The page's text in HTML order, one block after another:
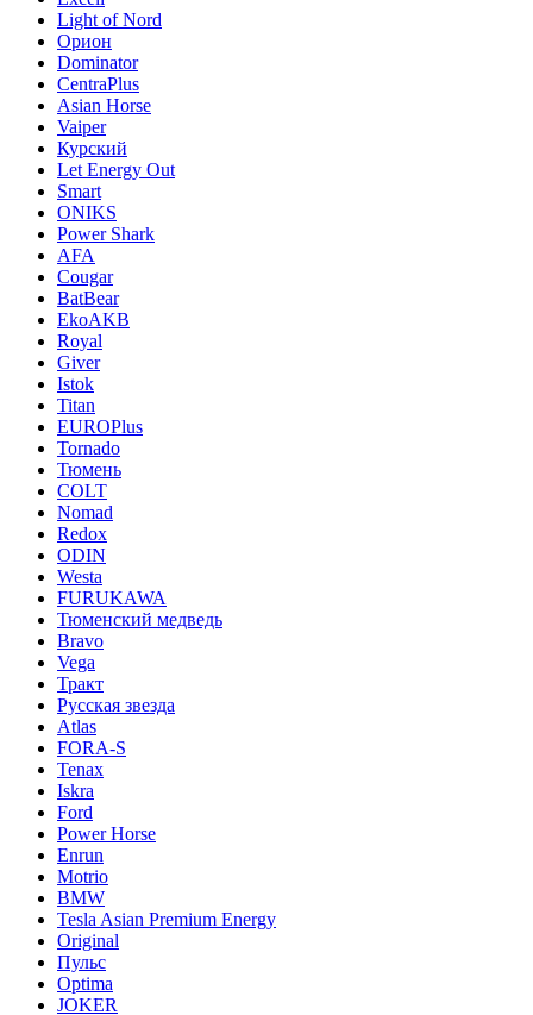
Light of Nord
Орион
Dominator
CentraPlus
Asian Horse
Vaiper
Курский
Let Energy Out
Smart
ONIKS
Power Shark
AFA
Cougar
BatBear
EkoAKB
Royal
Giver
Istok
Titan
EUROPlus
Tornado
Тюмень
COLT
Nomad
Redox
ODIN
Westa
FURUKAWA
Тюменский медведь
Bravo
Vega
Тракт
Русская звезда
Atlas
FORA-S
Tenax
Iskra
Ford
Power Horse
Enrun
Motrio
BMW
Tesla Asian Premium Energy
Original
Пульс
Optima
JOKER